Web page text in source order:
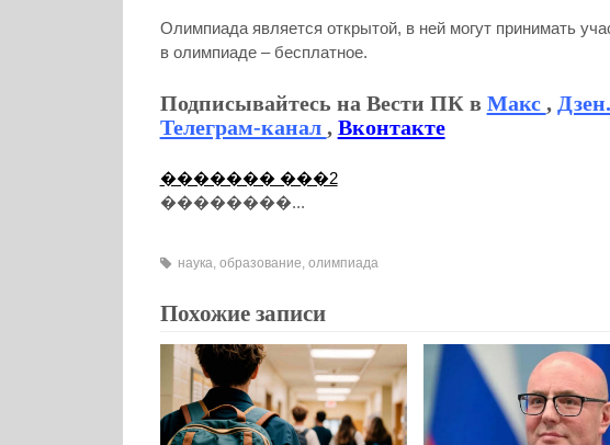
Олимпиада является открытой, в ней могут принимать
в олимпиаде – бесплатное.
Подписывайтесь на Вести ПК в Макс ,
Телеграм-канал , Вконтакте
������� ���2
��������...
наука образование олимпиада
Похожие записи